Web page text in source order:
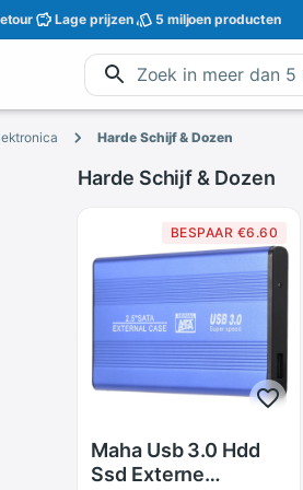
Lage prijzen 5 miljoen producten
Harde Schijf & Dozen
Harde Schijf & Dozen
BESPAAR €6.60
Maha Usb 3.0 Hdd
Ssd Externe